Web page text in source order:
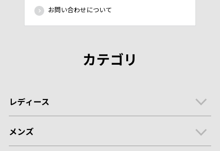
お問い合わせについて
カテゴリ
レディース
メンズ